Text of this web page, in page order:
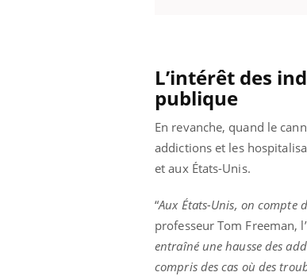
L’intérêt des
publique
En revanche, quand le
addictions et les
et aux États-Unis.
“Aux États-Unis, on compte
professeur Tom Freeman,
entraîné une hausse des
compris des cas où des